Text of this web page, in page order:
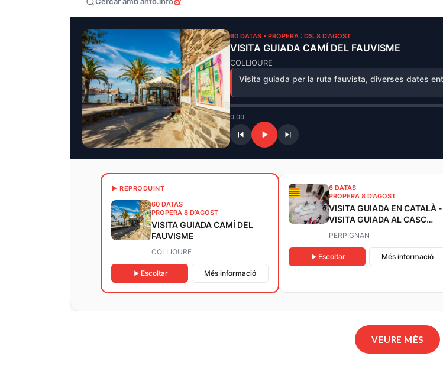
60 DATAS • PROPERA : DS. 8 D’AGOST
VISITA GUIADA CAMÍ DEL FAUVISME
COLLIOURE
Visita guiada per la ruta fauvista, diverses dates
0:00
▶ REPRODUINT
60 DATAS
PROPERA 8 D’AGOST
VISITA GUIADA CAMÍ DEL
FAUVISME
COLLIOURE
Escoltar Més informació
6 DATAS
PROPERA 8 D’AGOST
VISITA GUIADA EN CATALÀ -
VISITA GUIADA AL CASC
HISTÒRIC DE PERPINYÀ
PERPIGNAN
Escoltar Més informació
VEURE MÉS